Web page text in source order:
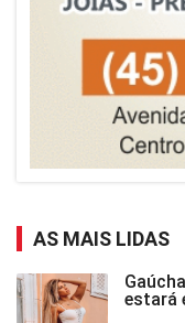
AS MAIS LIDAS
estará